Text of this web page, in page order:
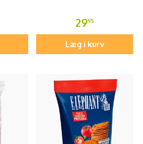
2995
Læg i kurv